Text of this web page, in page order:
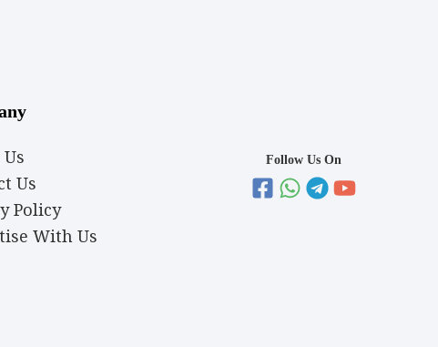
Us
Policy
With Us
Follow Us On